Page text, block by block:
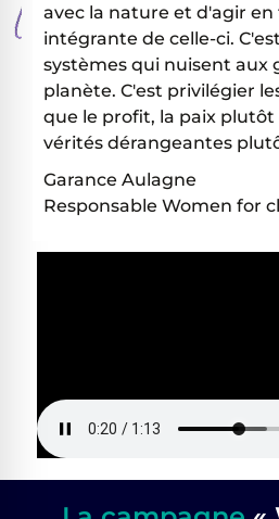
avec la nature et d'agir
intégrante de celle-ci.
systèmes qui nuisent aux
planète. C'est privilégier
que le profit, la paix plutôt
vérités dérangeantes
Garance Aulagne
Responsable Women for